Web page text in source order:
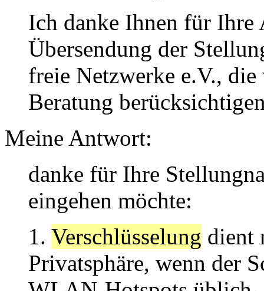
Ich danke Ihnen für Ihre
Übersendung der
freie Netzwerke e.V.,
Beratung
Meine Antwort:
danke für Ihre
eingehen möchte:
1. Verschlüsselung dient
Privatsphäre, wenn der